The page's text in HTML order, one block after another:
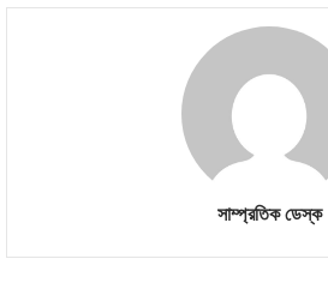
সাম্প্রতিক ডেস্ক